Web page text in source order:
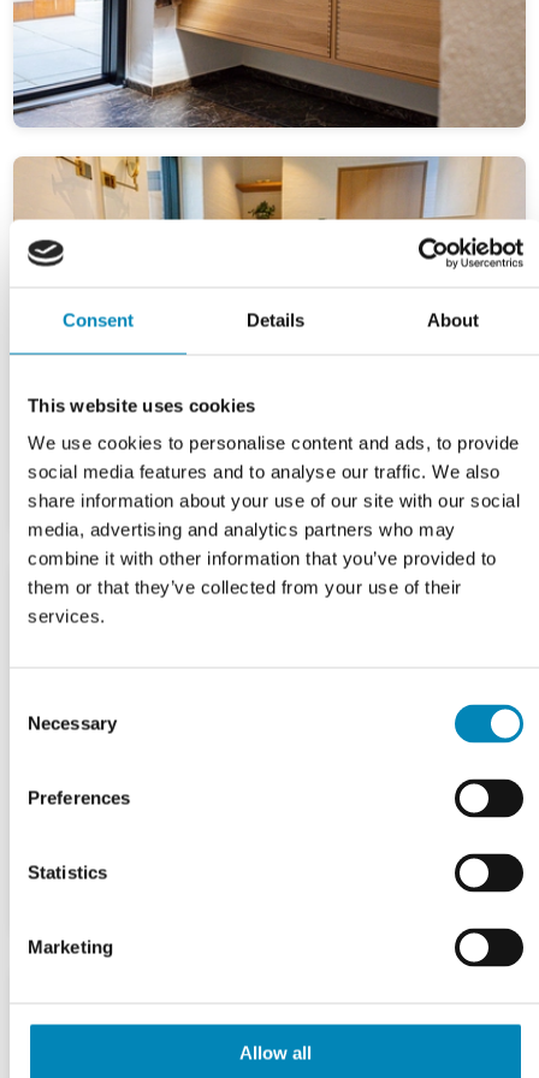
Consent Details About
This website uses cookies
We use cookies to personalise content and ads, to provide
social media features and to analyse our traffic. We also
share information about your use of our site with our social
media, advertising and analytics partners who may
combine it with other information that you’ve provided to
them or that they’ve collected from your use of their
services.
Selection
Necessary
Preferences
Statistics
Marketing
Allow all